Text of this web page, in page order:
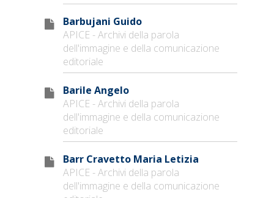
Barbujani Guido
APICE - Archivi della parola
dell'immagine e della comunicazione
editoriale
Barile Angelo
APICE - Archivi della parola
dell'immagine e della comunicazione
editoriale
Barr Cravetto Maria Letizia
APICE - Archivi della parola
dell'immagine e della comunicazione